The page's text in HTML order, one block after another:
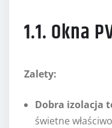
1.1. Okna
Zalety:
Dobra izolacja
świetne